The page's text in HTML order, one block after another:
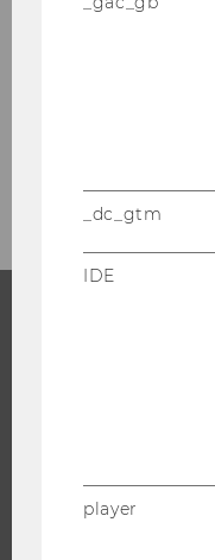
DOKTORAT / PHD
_dc_gtm
IDE
player